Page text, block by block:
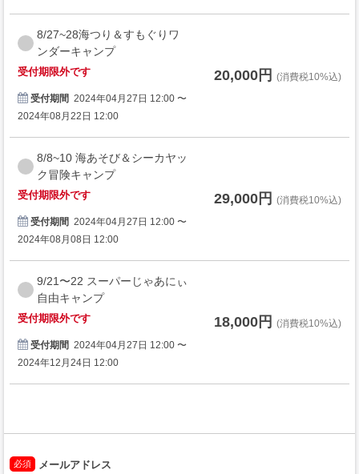
8/27~28海つり＆すもぐりワ
ンダーキャンプ
受付期限外です
受付期間 2024年04月27日 12:00 〜
2024年08月22日 12:00
20,000円 (消費税10%込)
8/8~10 海あそび＆シーカヤッ
ク冒険キャンプ
受付期限外です
受付期間 2024年04月27日 12:00 〜
2024年08月08日 12:00
29,000円 (消費税10%込)
9/21〜22 スーパーじゃあにぃ
自由キャンプ
受付期限外です
受付期間 2024年04月27日 12:00 〜
2024年12月24日 12:00
18,000円 (消費税10%込)
必須 メールアドレス